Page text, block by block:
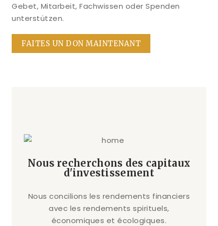
Gebet, Mitarbeit, Fachwissen oder Spenden
unterstützen.
FAITES UN DON MAINTENANT
Nous recherchons des capitaux
d'investissement
Nous concilions les rendements financiers
avec les rendements spirituels,
économiques et écologiques.